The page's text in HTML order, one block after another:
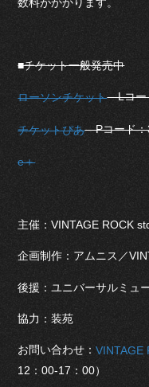
■チケット一般発売中
ローソンチケットLコー
チケットぴあPコード：
e＋
主催：VINTAGE ROCK
企画制作：アムニス／
後援：ユニバーサルミュ
協力：装苑
お問い合わせ：VINTAGE
12：00-17：00）